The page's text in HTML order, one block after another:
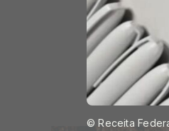
© Receita